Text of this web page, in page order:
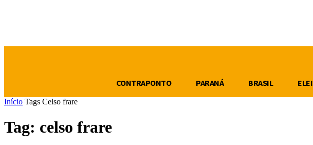
CONTRAPONTO PARANÁ BRASIL
Início Tags Celso frare
Tag: celso frare